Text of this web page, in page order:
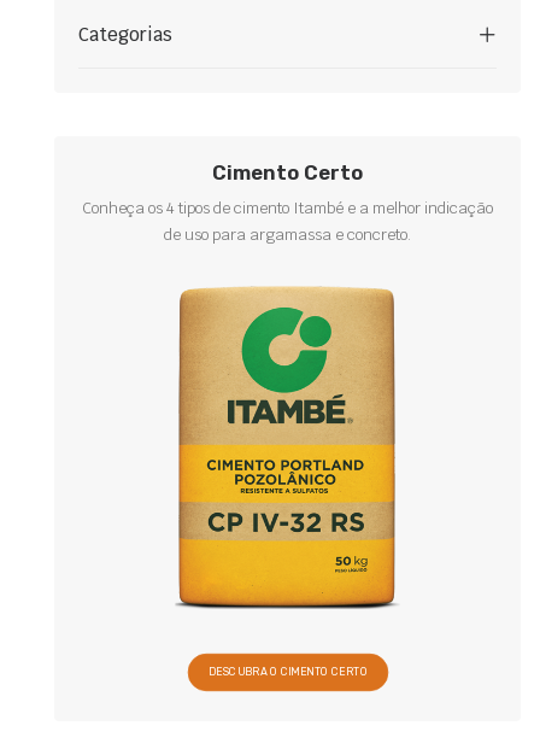
Categorias
Cimento Certo
Conheça os 4 tipos de cimento Itambé e a melhor indicação
de uso para argamassa e concreto.
DESCUBRA O CIMENTO CERTO